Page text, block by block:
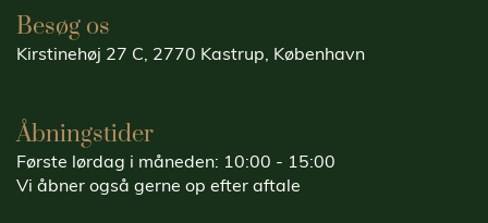
Besøg os
Kirstinehøj 27 C, 2770 Kastrup, København
Åbningstider
Første lørdag i måneden: 10:00 - 15:00
Vi åbner også gerne op efter aftale